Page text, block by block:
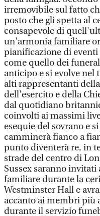
irremovibile sul fatto
posto che gli spetta al
consapevole di
un'armonia familiare
pianificazione di
come quello dei
anticipo e si evolve nel
alti rappresentanti
dell'esercito e della
dal quotidiano
coinvolti ai massimi
esequie del sovrano e
camminerà fianco a
punto diventerà re, in
strade del centro di
Sussex saranno
familiare durante la
Westminster Hall e
accanto ai membri più
durante il servizio